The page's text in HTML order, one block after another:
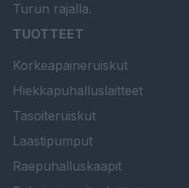
Turun rajalla.
TUOTTEET
Korkeapaineruiskut
Hiekkapuhalluslaitteet
Tasoiteruiskut
Laastipumput
Raepuhalluskaapit